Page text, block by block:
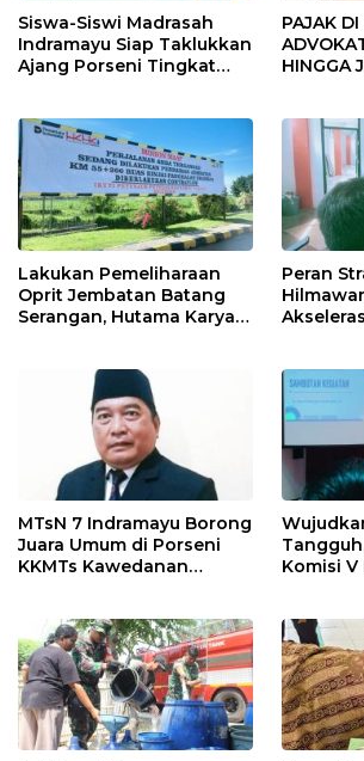
Siswa-Siswi Madrasah
Indramayu Siap Taklukkan
Ajang Porseni Tingkat
PAJAK DI
HINGGA
Lakukan Pemeliharaan
Oprit Jembatan Batang
Serangan, Hutama Karya
Peran
MTsN 7 Indramayu Borong
Juara Umum di Porseni
KKMTs Kawedanan
Komisi V